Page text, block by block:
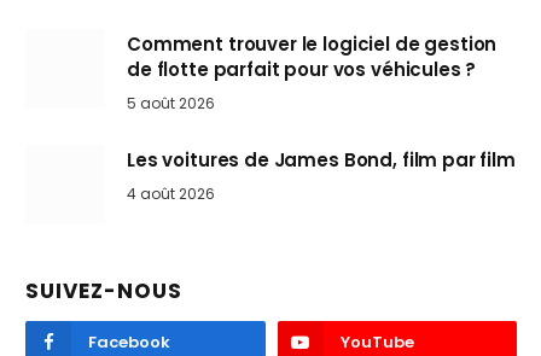
Comment trouver le logiciel de gestion
de flotte parfait pour vos véhicules ?
5 août 2026
Les voitures de James Bond, film par film
4 août 2026
SUIVEZ-NOUS
Facebook YouTube